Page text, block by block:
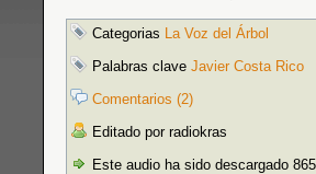
Categorias La Voz del Árbol
Palabras clave Javier Costa Rico
Comentarios (2)
Editado por radiokras
Este audio ha sido descargado